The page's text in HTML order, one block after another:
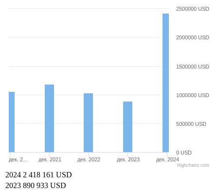
дек. 2… дек. 2021 дек. 2022 дек. 2023 дек. 2024
0 USD
500000 USD
1000000 USD
1500000 USD
2000000 USD
2500000 USD
Highcharts.com
2024 2 418 161 USD
2023 890 933 USD